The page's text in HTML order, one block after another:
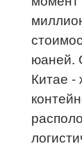
юаней.
Китае -